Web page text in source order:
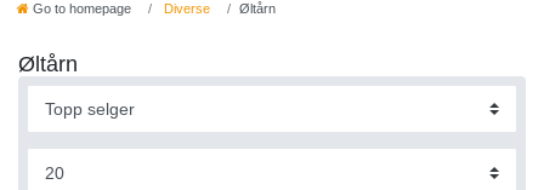
Go to homepage Diverse Øltårn
Øltårn